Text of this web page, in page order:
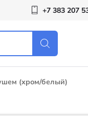
+7 383 207
(хром/белый)